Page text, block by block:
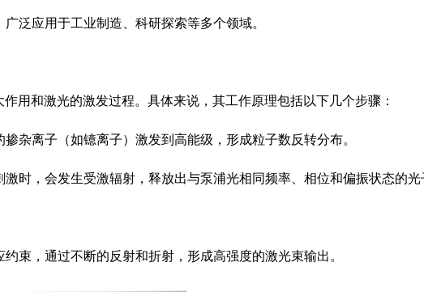
泛应用于工业制造、科研探索等多个领域。
用和激光的激发过程。具体来说，其工作原理包括以下几个步骤：
杂离子（如镱离子）激发到高能级，形成粒子数反转分布。
激时，会发生受激辐射，释放出与泵浦光相同频率、相位和偏振状态的光
束，通过不断的反射和折射，形成高强度的激光束输出。